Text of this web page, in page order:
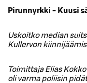
Pirunnyrkki - Kuusi
Uskoitko median
Kullervon
Toimittaja Elias
oli varma poliisin